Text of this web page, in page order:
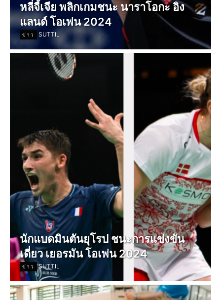
หลี่จี้เจีย พลิกเกมชนะ นาราโอกะ อิง
แลนด์ โอเพ่น 2024
ข่าว SUTTIL
นักแบดมินตันยุโรป ชนะการแข่งขัน
เดี่ยว เยอรมัน โอเพ่น 2024
ข่าว SUTTIL